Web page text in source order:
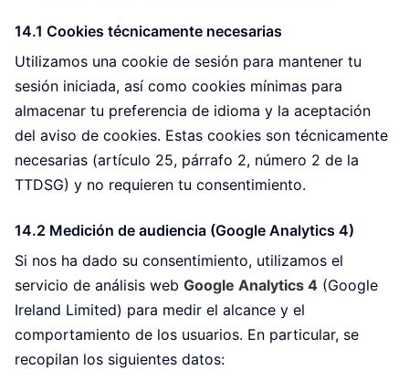
14.1 Cookies técnicamente necesarias
Utilizamos una cookie de sesión para mantener tu
sesión iniciada, así como cookies mínimas para
almacenar tu preferencia de idioma y la aceptación
del aviso de cookies. Estas cookies son técnicamente
necesarias (artículo 25, párrafo 2, número 2 de la
TTDSG) y no requieren tu consentimiento.
14.2 Medición de audiencia (Google Analytics 4)
Si nos ha dado su consentimiento, utilizamos el
servicio de análisis web Google Analytics 4 (Google
Ireland Limited) para medir el alcance y el
comportamiento de los usuarios. En particular, se
recopilan los siguientes datos: